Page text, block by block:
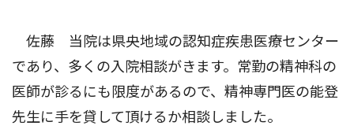
佐藤 当院は県央地域の認知症疾患医療センター
であり、多くの入院相談がきます。常勤の精神科の
医師が診るにも限度があるので、精神専門医の能登
先生に手を貸して頂けるか相談しました。